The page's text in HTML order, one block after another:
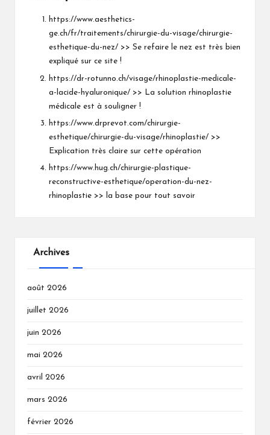
https://www.aesthetics-
ge.ch/fr/traitements/chirurgie-du-visage/chirurgie-
esthetique-du-nez/ >> Se refaire le nez est très bien
expliqué sur ce site !
https://dr-rotunno.ch/visage/rhinoplastie-medicale-
a-lacide-hyaluronique/ >> La solution rhinoplastie
médicale est à souligner !
https://www.drprevot.com/chirurgie-
esthetique/chirurgie-du-visage/rhinoplastie/ >>
Explication très claire sur cette opération
https://www.hug.ch/chirurgie-plastique-
reconstructive-esthetique/operation-du-nez-
rhinoplastie >> la base pour tout savoir
Archives
août 2026
juillet 2026
juin 2026
mai 2026
avril 2026
mars 2026
février 2026